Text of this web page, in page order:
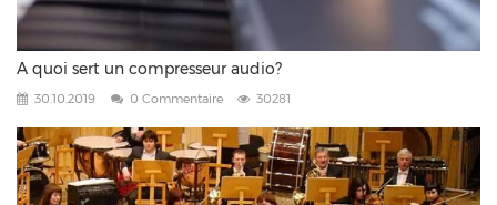
A quoi sert un compresseur audio?
30.10.2019 0 Commentaire 30281